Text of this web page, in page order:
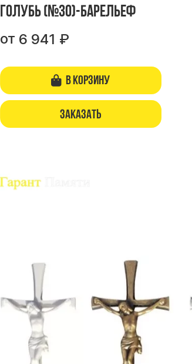
Голубь (№30)-барельеф
от 6 941 ₽
В корзину
Заказать